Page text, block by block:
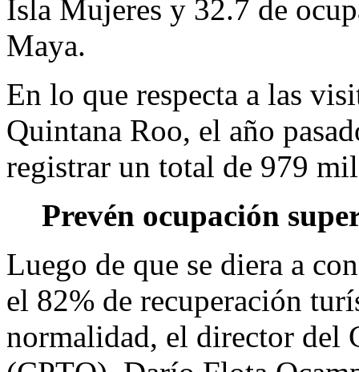
Isla Mujeres y 32.7 de
Maya.
En lo que respecta a las
Quintana Roo, el año
registrar un total de 979
Prevén ocupación
Luego de que se diera a
el 82% de recuperación
normalidad, el director del